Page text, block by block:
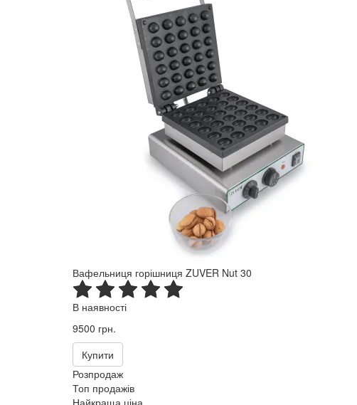
Вафельниця горішниця ZUVER Nut 30
В наявності
9500 грн.
Купити
Розпродаж
Топ продажів
Найкраща ціна